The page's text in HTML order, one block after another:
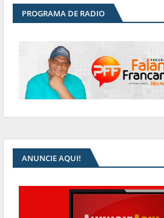
PROGRAMA DE RADIO
ANUNCIE AQUI!